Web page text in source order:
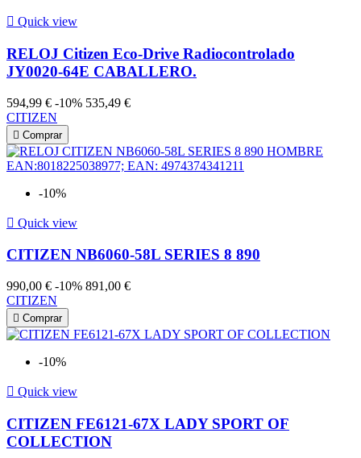
 Quick view
RELOJ Citizen Eco-Drive Radiocontrolado
JY0020-64E CABALLERO.
594,99 € -10% 535,49 €
CITIZEN
 Comprar
-10%
 Quick view
CITIZEN NB6060-58L SERIES 8 890
990,00 € -10% 891,00 €
CITIZEN
 Comprar
-10%
 Quick view
CITIZEN FE6121-67X LADY SPORT OF
COLLECTION